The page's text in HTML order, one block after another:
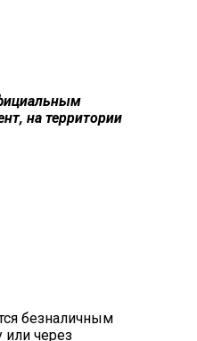
на территории
безналичным
или через